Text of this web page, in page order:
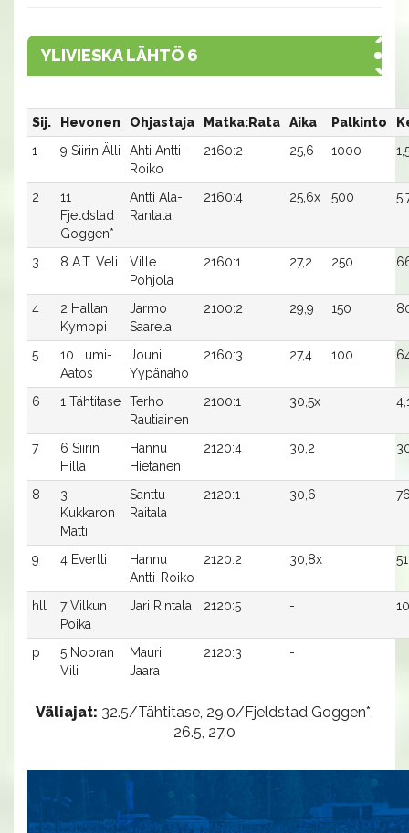
YLIVIESKA LÄHTÖ 6
Sij. Hevonen Ohjastaja Matka:Rata Aika Palkinto
1
9 Siirin Älli
Ahti Antti-
Roiko
2160:2 25,6 1000
2
11
Fjeldstad
Goggen*
Antti Ala-
Rantala
2160:4 25,6x 500
3 8 A.T. Veli
Ville
Pohjola
2160:1 27,2 250
4
2 Hallan
Kymppi
Jarmo
Saarela
2100:2 29,9 150
5
10 Lumi-
Aatos
Jouni
Yypänaho
2160:3 27,4 100
6 1 Tähtitase
Terho
Rautiainen
2100:1 30,5x
7
6 Siirin
Hilla
Hannu
Hietanen
2120:4 30,2
8
3
Kukkaron
Matti
Santtu
Raitala
2120:1 30,6
9 4 Evertti
Hannu
Antti-Roiko
2120:2 30,8x
hll
7 Vilkun
Poika
Jari Rintala 2120:5 -
p
5 Nooran
Vili
Mauri
Jaara
2120:3 -
Väliajat: 32.5/Tähtitase, 29.0/Fjeldstad Goggen*,
26.5, 27.0